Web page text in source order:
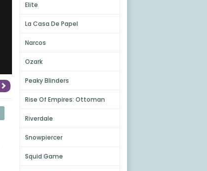
Elite
La Casa De Papel
Narcos
Ozark
Peaky Blinders
Rise Of Empires: Ottoman
Riverdale
Snowpiercer
Squid Game